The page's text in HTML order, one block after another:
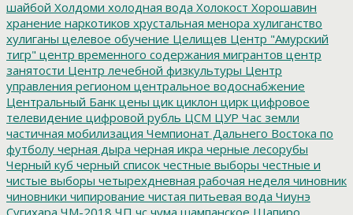
шайбой Холдоми холодная вода Холокост Хорошавин
хранение наркотиков хрустальная менора хулиганство
хулиганы целевое обучение Целищев Центр "Амурский
тигр" центр временного содержания мигрантов центр
занятости Центр лечебной физкультуры Центр
управления регионом центральное водоснабжение
Центральный Банк цены цик циклон цирк цифровое
телевидение цифровой рубль ЦСМ ЦУР Час земли
частичная мобилизация Чемпионат Дальнего Востока по
футболу черная дыра черная икра черные лесорубы
Черный куб черный список честные выборы честные и
чистые выборы четырехдневная рабочая неделя чиновник
чиновники чипирование чистая питьевая вода Чиунэ
Сугихара ЧМ-2018 ЧП чс чума шампанское Шапиро